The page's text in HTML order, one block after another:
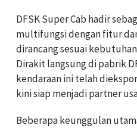
DFSK Super Cab hadir
multifungsi dengan fitur
dirancang sesuai
Dirakit langsung di pabrik
kendaraan ini telah
kini siap menjadi partner
Beberapa keunggulan